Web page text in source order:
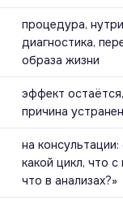
процедура,
диагностика,
образа жизни
эффект
причина
на консультации:
какой цикл, что
что в анализах?»